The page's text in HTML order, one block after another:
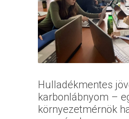
Hulladékmentes
karbonlábnyom –
környezetmérnök